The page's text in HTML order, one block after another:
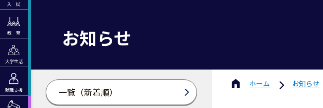
入 試
教 育
大学生活
就職支援
お知らせ
一覧（新着順）
ホーム お知らせ